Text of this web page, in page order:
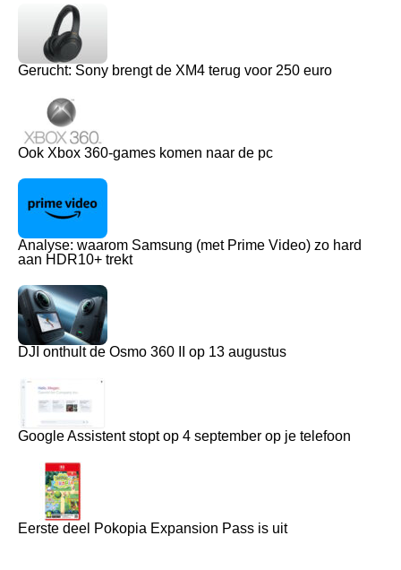
Gerucht: Sony brengt de XM4 terug voor 250 euro
Ook Xbox 360-games komen naar de pc
Analyse: waarom Samsung (met Prime Video) zo hard
aan HDR10+ trekt
DJI onthult de Osmo 360 II op 13 augustus
Google Assistent stopt op 4 september op je telefoon
Eerste deel Pokopia Expansion Pass is uit